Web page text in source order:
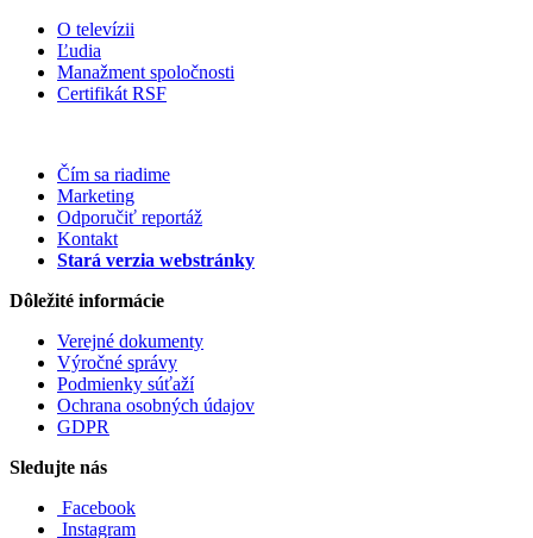
O televízii
Ľudia
Manažment spoločnosti
Certifikát RSF
Čím sa riadime
Marketing
Odporučiť reportáž
Kontakt
Stará verzia webstránky
Dôležité informácie
Verejné dokumenty
Výročné správy
Podmienky súťaží
Ochrana osobných údajov
GDPR
Sledujte nás
Facebook
Instagram